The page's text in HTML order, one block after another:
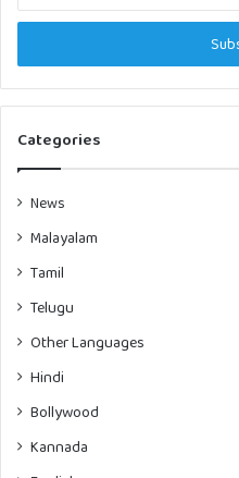
Email
Categories
News
Malayalam
Tamil
Telugu
Other Languages
Hindi
Bollywood
Kannada